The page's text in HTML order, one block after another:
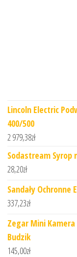
Lincoln Electric
400/500
2 979,38zł
Sodastream Syrop
28,20zł
Sandały Ochronne
337,23zł
Zegar Mini
Budzik
145,00zł